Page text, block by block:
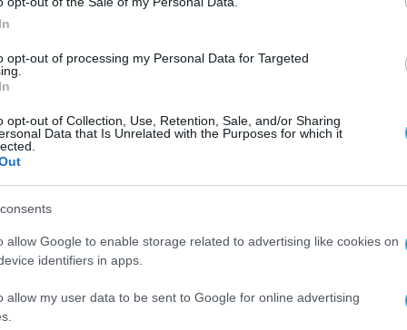
opt-out of processing my Personal Data for Targeted
opt-out of Collection, Use, Retention, Sale, and/or Sharing
Data that Is Unrelated with the Purposes for which it
allow Google to enable storage related to advertising like cookies on
identifiers in apps.
allow my user data to be sent to Google for online advertising
όρθια, αλλά κατάφερε σήμερα να έχει
και ρόλο στην Ευρώπη»
έχει ηγεσία. Έχει Πρωθυπουργό. Τον Κυριάκο
μια χώρα πληγωμένη από την κρίση
σε τροχιά αξιοπιστίας, σταθερότητας και
του Απόστολου Τζιτζικώστα
στην πορεία ενός τόπου και μιας Παράταξης